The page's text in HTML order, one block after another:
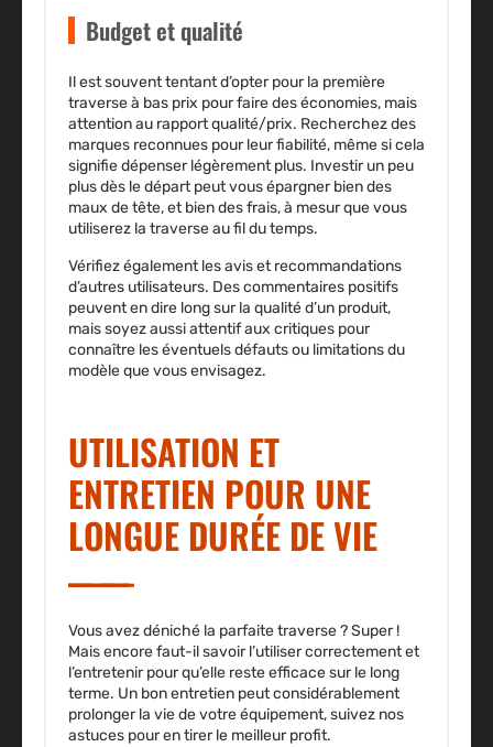
Budget et qualité
Il est souvent tentant d’opter pour la première
traverse à bas prix pour faire des économies, mais
attention au rapport qualité/prix. Recherchez des
marques reconnues pour leur fiabilité, même si cela
signifie dépenser légèrement plus. Investir un peu
plus dès le départ peut vous épargner bien des
maux de tête, et bien des frais, à mesur que vous
utiliserez la traverse au fil du temps.
Vérifiez également les avis et recommandations
d’autres utilisateurs. Des commentaires positifs
peuvent en dire long sur la qualité d’un produit,
mais soyez aussi attentif aux critiques pour
connaître les éventuels défauts ou limitations du
modèle que vous envisagez.
UTILISATION ET
ENTRETIEN POUR UNE
LONGUE DURÉE DE VIE
Vous avez déniché la parfaite traverse ? Super !
Mais encore faut-il savoir l’utiliser correctement et
l’entretenir pour qu’elle reste efficace sur le long
terme. Un bon entretien peut considérablement
prolonger la vie de votre équipement, suivez nos
astuces pour en tirer le meilleur profit.